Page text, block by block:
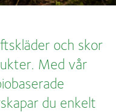
och skor
Med vår
du enkelt